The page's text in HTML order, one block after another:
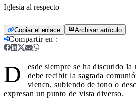
Iglesia al respecto
Copiar el enlace Archivar artículo
Compartir en :
D
esde siempre se ha discutido la
debe recibir la sagrada
vienen, subiendo de tono o
expresan un punto de vista diverso.